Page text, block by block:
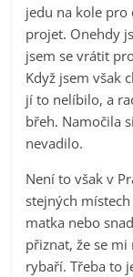
jedu na kole pro
projet. Onehdy
jsem se vrátit
Když jsem však
jí to nelíbilo, a
břeh. Namočila
nevadilo.
Není to však v
stejných
matka nebo
přiznat, že se
rybaří. Třeba to